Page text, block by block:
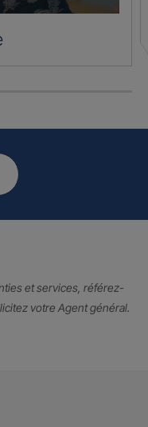
et services, référez-
votre Agent général.